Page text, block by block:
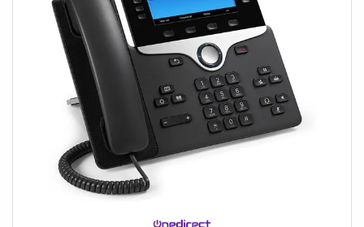
nécessaire pour permettre la connexion au cloud pour la
supervision (locale et à distance) et pour l'intégration avec
les assistants vocaux Alexa, Google Assistant et Siri.